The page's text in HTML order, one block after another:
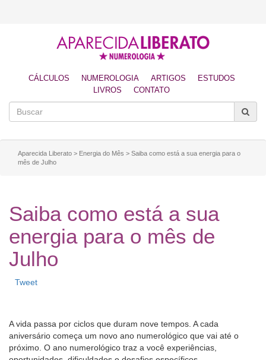
CÁLCULOS NUMEROLOGIA ARTIGOS
ESTUDOS
LIVROS
CONTATO
Aparecida Liberato > Energia do Mês > Saiba como está a sua energia para o
mês de Julho
Saiba como está a sua
energia para o mês de
Julho
Tweet
A vida passa por ciclos que duram nove tempos. A cada
aniversário começa um novo ano numerológico que vai até o
próximo. O ano numerológico traz a você experiências,